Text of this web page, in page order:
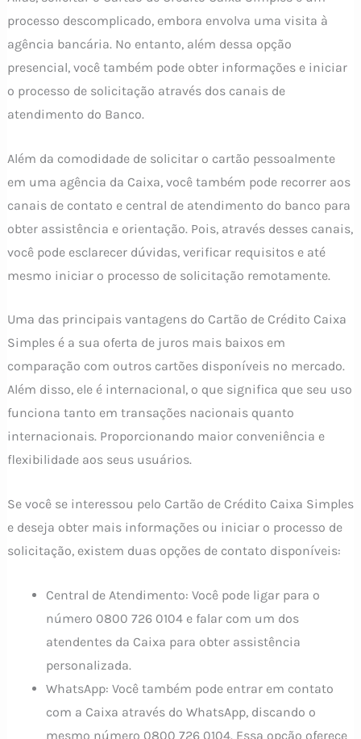
processo descomplicado, embora envolva uma visita à
agência bancária. No entanto, além dessa opção
presencial, você também pode obter informações e iniciar
o processo de solicitação através dos canais de
atendimento do Banco.
Além da comodidade de solicitar o cartão pessoalmente
em uma agência da Caixa, você também pode recorrer aos
canais de contato e central de atendimento do banco para
obter assistência e orientação. Pois, através desses canais,
você pode esclarecer dúvidas, verificar requisitos e até
mesmo iniciar o processo de solicitação remotamente.
Uma das principais vantagens do Cartão de Crédito Caixa
Simples é a sua oferta de juros mais baixos em
comparação com outros cartões disponíveis no mercado.
Além disso, ele é internacional, o que significa que seu uso
funciona tanto em transações nacionais quanto
internacionais. Proporcionando maior conveniência e
flexibilidade aos seus usuários.
Se você se interessou pelo Cartão de Crédito Caixa Simples
e deseja obter mais informações ou iniciar o processo de
solicitação, existem duas opções de contato disponíveis:
Central de Atendimento: Você pode ligar para o
número 0800 726 0104 e falar com um dos
atendentes da Caixa para obter assistência
personalizada.
WhatsApp: Você também pode entrar em contato
com a Caixa através do WhatsApp, discando o
mesmo número 0800 726 0104. Essa opção oferece